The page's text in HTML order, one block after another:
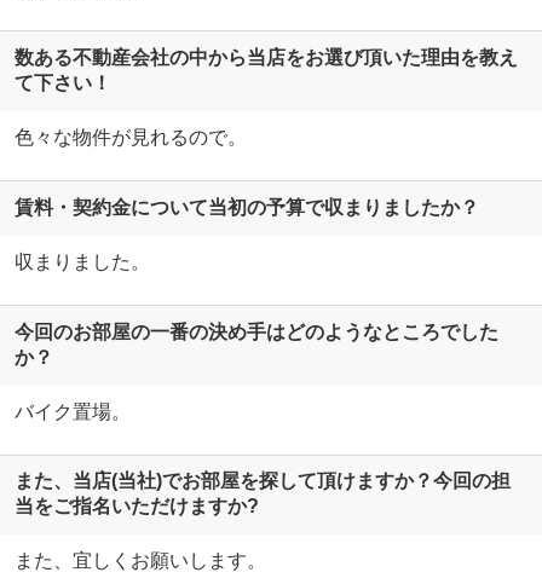
数ある不動産会社の中から当店をお選び頂いた理由を教え
て下さい！
色々な物件が見れるので。
賃料・契約金について当初の予算で収まりましたか？
収まりました。
今回のお部屋の一番の決め手はどのようなところでした
か？
バイク置場。
また、当店(当社)でお部屋を探して頂けますか？今回の担
当をご指名いただけますか?
また、宜しくお願いします。